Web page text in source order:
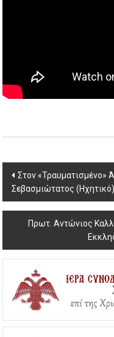
Post
navigation
Στον «Τραυματισμένο»
Σεβασμιώτατος (Ηχητικό)
Πρωτ. Αντώνιος